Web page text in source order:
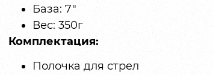
База: 7″
Вес: 350г
Комплектация:
Полочка для стрел